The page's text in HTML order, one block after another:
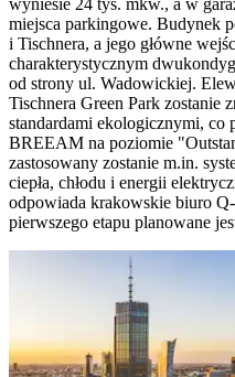
wyniesie 24 tys. mkw., a w
miejsca parkingowe. Budynek
i Tischnera, a jego główne
charakterystycznym
od strony ul. Wadowickiej.
Tischnera Green Park zostanie
standardami ekologicznymi, co
BREEAM na poziomie
zastosowany zostanie m.in.
ciepła, chłodu i energii
odpowiada krakowskie biuro
pierwszego etapu planowane